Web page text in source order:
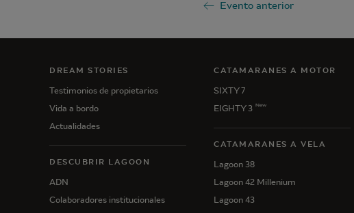
Evento anterior
DREAM STORIES
Testimonios de propietarios
Vida a bordo
Actualidades
DESCUBRIR LAGOON
ADN
Colaboradores institucionales
CATAMARANES A MOTOR
SIXTY 7
EIGHTY 3 New
CATAMARANES A VELA
Lagoon 38
Lagoon 42 Millenium
Lagoon 43